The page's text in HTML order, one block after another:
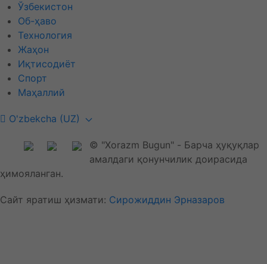
Ўзбекистон
Об-ҳаво
Технология
Жаҳон
Иқтисодиёт
Спорт
Маҳаллий
O'zbekcha (UZ)
© "Xorazm Bugun" - Барча ҳуқуқлар
амалдаги қонунчилик доирасида
ҳимояланган.
Сайт яратиш ҳизмати: Сирожиддин Эрназаров